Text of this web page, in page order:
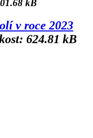
kB
v roce 2023
624.81 kB